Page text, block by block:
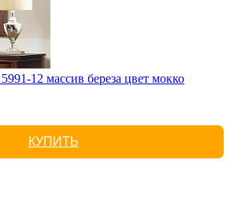
12 массив береза цвет мокко
КУПИТЬ